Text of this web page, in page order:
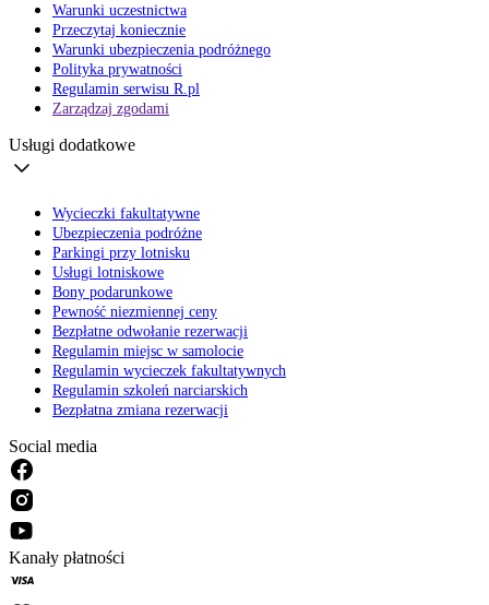
Warunki uczestnictwa
Przeczytaj koniecznie
Warunki ubezpieczenia podróżnego
Polityka prywatności
Regulamin serwisu R.pl
Zarządzaj zgodami
Usługi dodatkowe
Wycieczki fakultatywne
Ubezpieczenia podróżne
Parkingi przy lotnisku
Usługi lotniskowe
Bony podarunkowe
Pewność niezmiennej ceny
Bezpłatne odwołanie rezerwacji
Regulamin miejsc w samolocie
Regulamin wycieczek fakultatywnych
Regulamin szkoleń narciarskich
Bezpłatna zmiana rezerwacji
Social media
Kanały płatności